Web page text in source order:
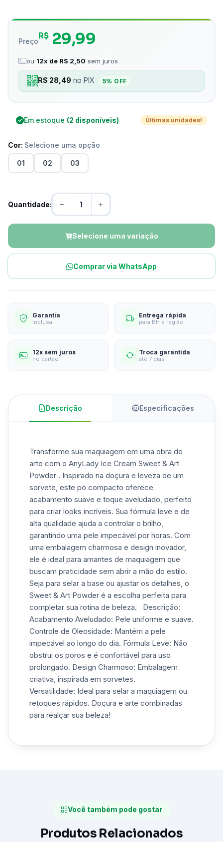
Preço
R$ 29,99
ou 12x de R$ 2,50 sem juros
R$ 28,49 no PIX 5% OFF
Em estoque (2 disponíveis) Últimas unidades!
Cor: Selecione uma opção
01 02 03
Quantidade:
Selecione uma variação
Comprar via WhatsApp
Garantia
inclusa
Entrega rápida
para BH e região
12x sem juros
no cartão
Troca garantida
até 7 dias
Descrição Especificações
Transforme sua maquiagem em uma obra de
arte com o AnyLady Ice Cream Sweet & Art
Powder . Inspirado na doçura e leveza de um
sorvete, este pó compacto oferece
acabamento suave e toque aveludado, perfeito
para criar looks incríveis. Sua fórmula leve e de
alta qualidade ajuda a controlar o brilho,
garantindo uma pele impecável por horas. Com
uma embalagem charmosa e design inovador,
ele é ideal para amantes de maquiagem que
buscam praticidade sem abrir a mão do estilo.
Seja para selar a base ou ajustar os detalhes, o
Sweet & Art Powder é a escolha perfeita para
completar sua rotina de beleza. Descrição:
Acabamento Aveludado: Pele uniforme e suave.
Controle de Oleosidade: Mantém a pele
impecável ao longo do dia. Fórmula Leve: Não
obstrui os poros e é confortável para uso
prolongado. Design Charmoso: Embalagem
criativa, inspirada em sorvetes.
Versatilidade: Ideal para selar a maquiagem ou
retoques rápidos. Doçura e arte combinadas
para realçar sua beleza!
Você também pode gostar
Produtos Relacionados